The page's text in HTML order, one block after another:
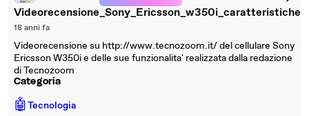
Videorecensione_Sony_Ericsson_w350i_caratteristiche
18 anni fa
Videorecensione su http://www.tecnozoom.it/ del cellulare Sony
Ericsson W350i e delle sue funzionalita' realizzata dalla redazione
di Tecnozoom
Categoria
🤖Tecnologia